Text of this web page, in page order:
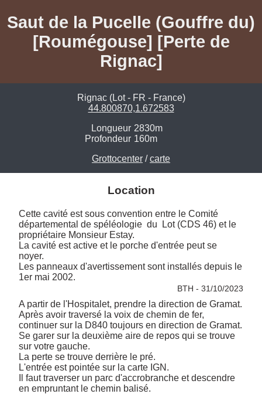
Saut de la Pucelle (Gouffre du)
[Roumégouse] [Perte de
Rignac]
Rignac (Lot - FR - France)
44.800870,1.672583
Longueur 2830m
Profondeur 160m
Grottocenter /carte
Location
Cette cavité est sous convention entre le Comité
départemental de spéléologie  du  Lot (CDS 46) et le
propriétaire Monsieur Estay.
La cavité est active et le porche d'entrée peut se
noyer.
Les panneaux d'avertissement sont installés depuis le
1er mai 2002.
BTH - 31/10/2023
A partir de l'Hospitalet, prendre la direction de Gramat.
Après avoir traversé la voix de chemin de fer,
continuer sur la D840 toujours en direction de Gramat.
Se garer sur la deuxième aire de repos qui se trouve
sur votre gauche.
La perte se trouve derrière le pré.
L'entrée est pointée sur la carte IGN.
Il faut traverser un parc d'accrobranche et descendre
en empruntant le chemin balisé.